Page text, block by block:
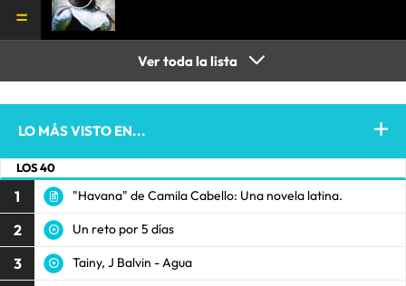
Ver toda la lista
LO MÁS VISTO EN...
LOS 40
1 "Havana" de Camila Cabello: Una novela latina.
2 Un reto por 5 días
3 Tainy, J Balvin - Agua